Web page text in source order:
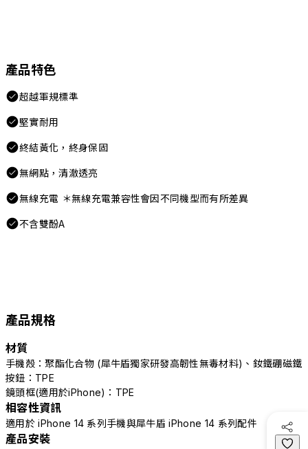
產品特色
超越軍規標準
堅實耐用
終結黃化，終身保固
無網點，清澈透亮
無線充電 ＊無線充電兼容性會因不同機型而有所差異
不含雙酚A
產品規格
材質
手機殼：聚酯化合物 (犀牛盾獨家研發高韌性無毒材料)、釹鐵硼磁鐵
按鈕：TPE
鏡頭框(適用於iPhone)：TPE
相容性資訊
適用於 iPhone 14 系列手機與犀牛盾 iPhone 14 系列配件
產品安裝